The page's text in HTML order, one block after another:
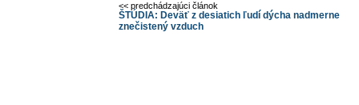
<< predchádzajúci článok
ŠTÚDIA: Deväť z desiatich ľudí dýcha nadmerne
znečistený vzduch